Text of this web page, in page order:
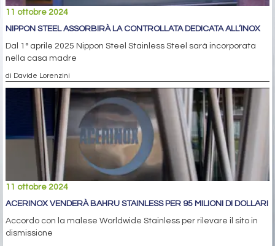
11 ottobre 2024
NIPPON STEEL ASSORBIRÀ LA CONTROLLATA DEDICATA ALL’INOX
Dal 1° aprile 2025 Nippon Steel Stainless Steel sarà incorporata
nella casa madre
di Davide Lorenzini
11 ottobre 2024
ACERINOX VENDERÀ BAHRU STAINLESS PER 95 MILIONI DI DOLLARI
Accordo con la malese Worldwide Stainless per rilevare il sito in
dismissione